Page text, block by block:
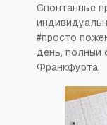
Спонтанные
#просто
день, полный
Франкфурта.